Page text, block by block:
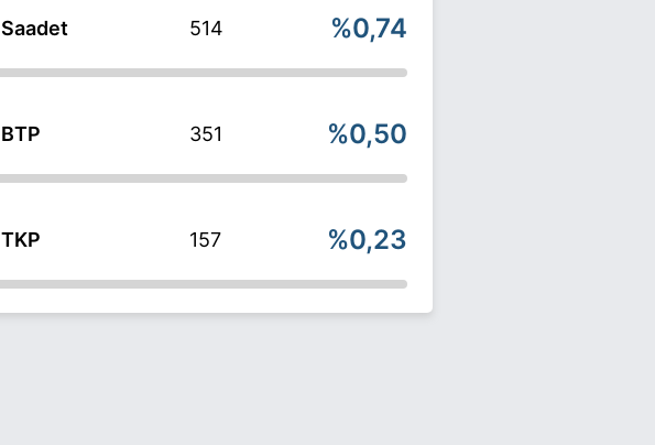
Saadet 514 %0,74
BTP 351 %0,50
TKP 157 %0,23